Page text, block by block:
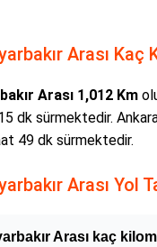
Arası
Arası 1,012 Km
dk sürmektedir.
49 dk sürmektedir.
Arası Yol
Arası kaç